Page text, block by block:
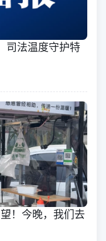
司法温度守护特
！今晚，我们去